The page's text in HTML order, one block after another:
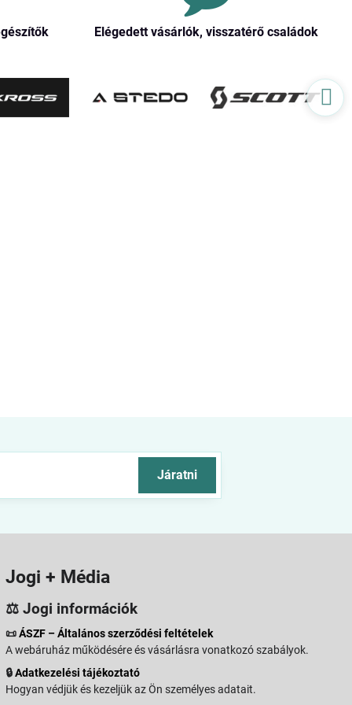
Elégedett vásárlók, visszatérő családok
Járatni
Jogi + Média
⚖️ Jogi információk
📜ÁSZF – Általános szerződési feltételek
A webáruház működésére és vásárlásra vonatkozó szabályok.
🔒Adatkezelési tájékoztató
Hogyan védjük és kezeljük az Ön személyes adatait.